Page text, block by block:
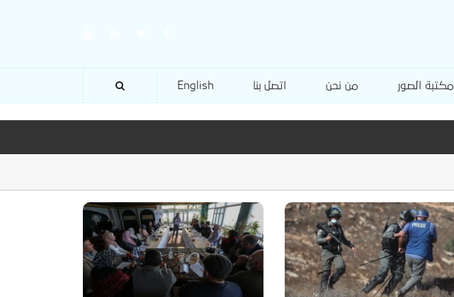
مكتبة الصور من نحن اتصل بنا English